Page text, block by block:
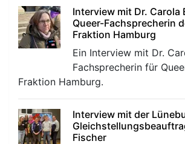
Interview mit Dr. Carola
Queer-Fachsprecherin
Fraktion Hamburg
Ein Interview mit Dr.
Fachsprecherin für
Fraktion Hamburg.
Interview mit der
Fischer